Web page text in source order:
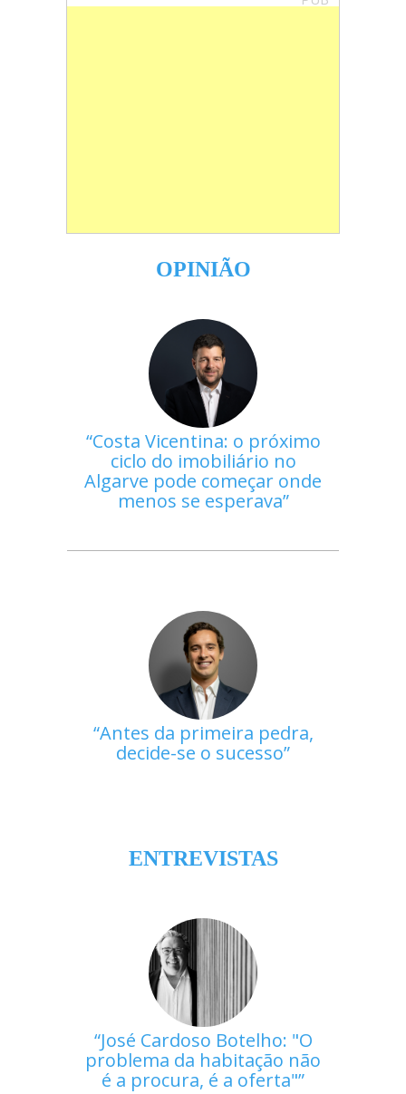
OPINIÃO
Costa Vicentina: o próximo
ciclo do imobiliário no
Algarve pode começar onde
menos se esperava
Antes da primeira pedra,
decide-se o sucesso
ENTREVISTAS
José Cardoso Botelho: "O
problema da habitação não
é a procura, é a oferta"